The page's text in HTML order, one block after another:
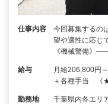
仕事内容
今回募集するの
望や適性に応じ
《機械警備》
給与
月給206,800円
＋各種手当 《
勤務地
千葉県内各エリ